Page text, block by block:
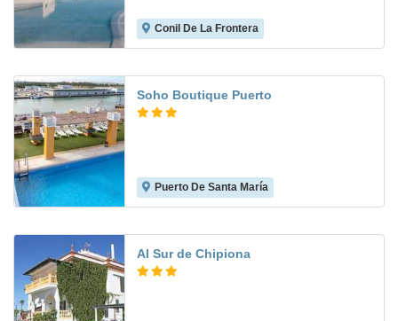
Conil De La Frontera
Soho Boutique Puerto
Puerto De Santa María
Al Sur de Chipiona